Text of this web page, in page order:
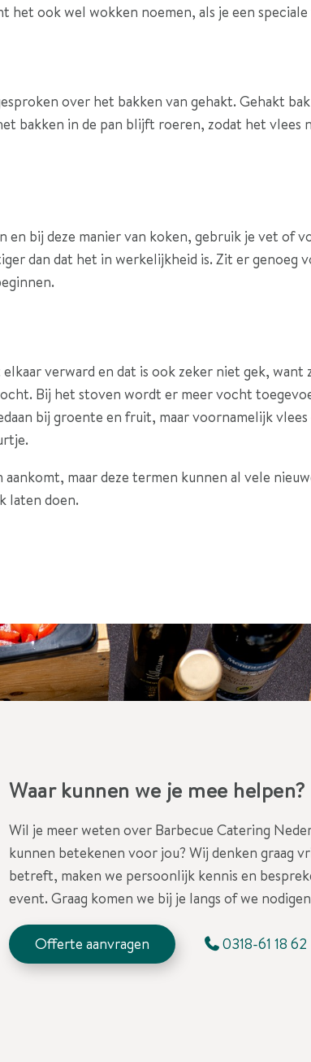
het ook wel wokken noemen, als je een
over het bakken van gehakt. Gehakt
bakken in de pan blijft roeren, zodat het vlees
en bij deze manier van koken, gebruik je vet of
dan dat het in werkelijkheid is. Zit er genoeg
verward en dat is ook zeker niet gek, want
Bij het stoven wordt er meer vocht
bij groente en fruit, maar voornamelijk vlees
maar deze termen kunnen al vele
laten doen.
Waar kunnen we je mee helpen?
Wil je meer weten over Barbecue Catering
kunnen betekenen voor jou? Wij denken graag
betreft, maken we persoonlijk kennis en
event. Graag komen we bij je langs of we
Offerte aanvragen 0318-61 18 62